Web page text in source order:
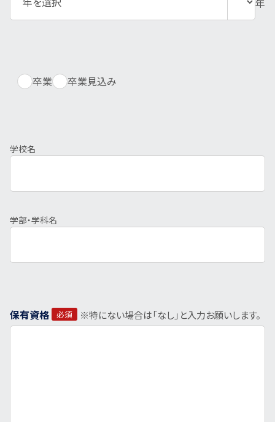
年
卒業 卒業見込み
学校名
学部・学科名
保有資格 必須 ※特にない場合は「なし」と入力お願いします。